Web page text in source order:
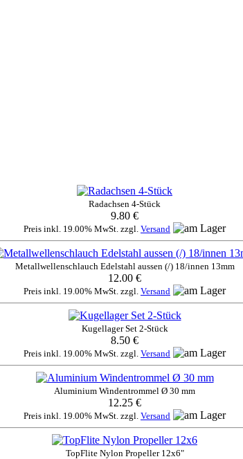
Radachsen 4-Stück
9.80 €
Preis inkl. 19.00% MwSt. zzgl. Versand
Metallwellenschlauch Edelstahl aussen (/) 18/innen 13mm
12.00 €
Preis inkl. 19.00% MwSt. zzgl. Versand
Kugellager Set 2-Stück
8.50 €
Preis inkl. 19.00% MwSt. zzgl. Versand
Aluminium Windentrommel Ø 30 mm
12.25 €
Preis inkl. 19.00% MwSt. zzgl. Versand
TopFlite Nylon Propeller 12x6"